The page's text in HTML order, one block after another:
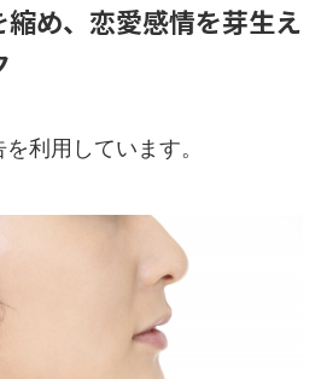
縮め、恋愛感情を芽生え
利用しています。